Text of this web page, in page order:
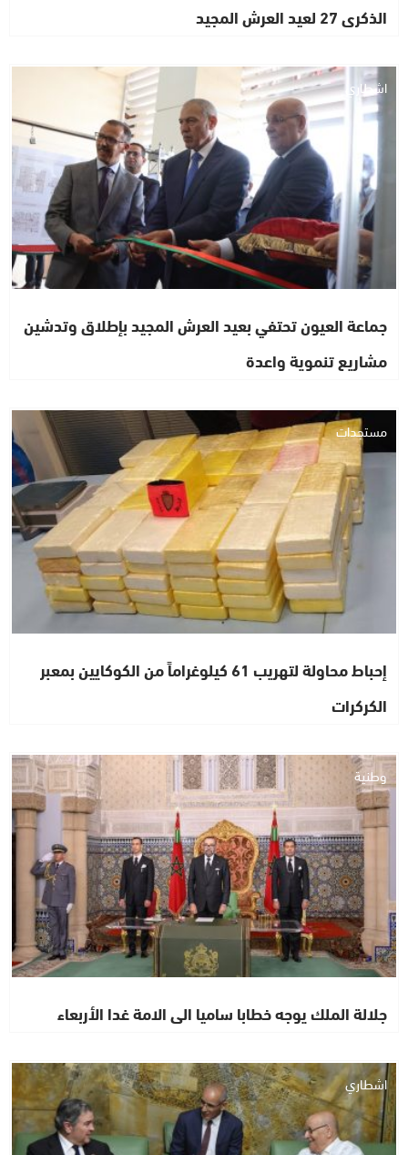
الذكرى 27 لعيد العرش المجيد
اشطاري
جماعة العيون تحتفي بعيد العرش المجيد بإطلاق وتدشين
مشاريع تنموية واعدة
مستجدات
إحباط محاولة لتهريب 61 كيلوغراماً من الكوكايين بمعبر
الكركرات
وطنية
جلالة الملك يوجه خطابا ساميا الى الامة غدا الأربعاء
اشطاري